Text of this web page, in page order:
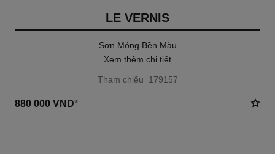
LE VERNIS
Sơn Móng Bền Màu
Xem thêm chi tiết
Tham chiếu 179157
880 000 VND*